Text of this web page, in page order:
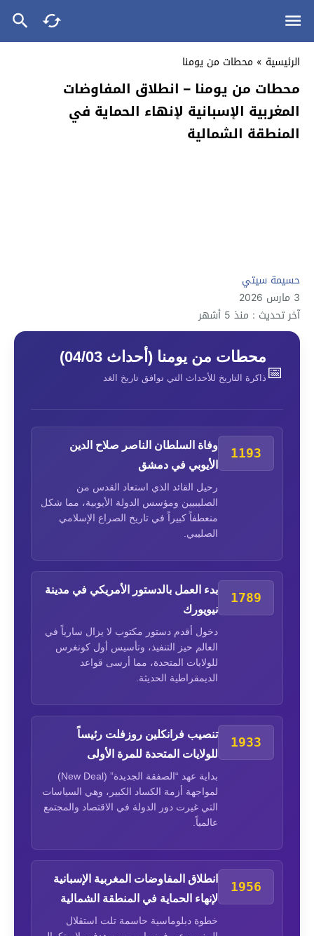
الرئيسية » محطات من يومنا
محطات من يومنا – انطلاق المفاوضات
المغربية الإسبانية لإنهاء الحماية في
المنطقة الشمالية
حسيمة سيتي
3 مارس 2026
آخر تحديث : منذ 5 أشهر
📅
محطات من يومنا (أحداث 04/03)
ذاكرة التاريخ للأحداث التي توافق تاريخ الغد
1193
وفاة السلطان الناصر صلاح الدين
الأيوبي في دمشق
رحيل القائد الذي استعاد القدس من
الصليبيين ومؤسس الدولة الأيوبية، مما شكل
منعطفاً كبيراً في تاريخ الصراع الإسلامي
الصليبي.
1789
بدء العمل بالدستور الأمريكي في مدينة
نيويورك
دخول أقدم دستور مكتوب لا يزال سارياً في
العالم حيز التنفيذ، وتأسيس أول كونغرس
للولايات المتحدة، مما أرسى قواعد
الديمقراطية الحديثة.
1933
تنصيب فرانكلين روزفلت رئيساً
للولايات المتحدة للمرة الأولى
بداية عهد “الصفقة الجديدة” (New Deal)
لمواجهة أزمة الكساد الكبير، وهي السياسات
التي غيرت دور الدولة في الاقتصاد والمجتمع
عالمياً.
1956
انطلاق المفاوضات المغربية الإسبانية
لإنهاء الحماية في المنطقة الشمالية
خطوة دبلوماسية حاسمة تلت استقلال